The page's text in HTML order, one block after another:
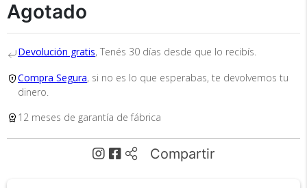
Agotado
Devolución gratis, Tenés 30 días desde que lo recibís.
Compra Segura, si no es lo que esperabas, te devolvemos tu
dinero.
12 meses de garantía de fábrica
Compartir
En Bidcom te aseguramos recibir el producto